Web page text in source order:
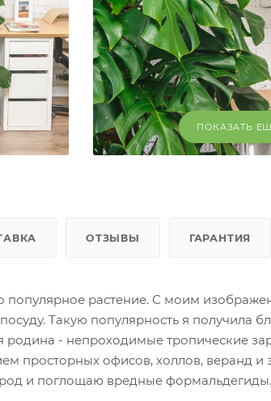
ПОКАЗАТЬ
ОТЗЫВЫ ГАРАНТИЯ
популярное растение. С моим
Такую популярность я получила
- непроходимые тропические
просторных офисов, холлов, веранд и
и поглощаю вредные формальдегиды.